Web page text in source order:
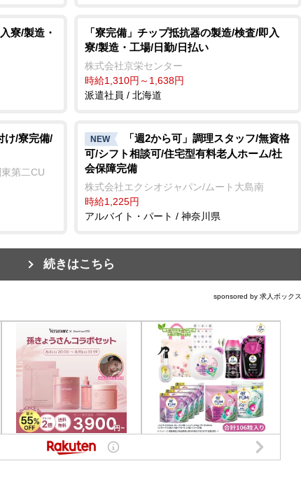
寮/製造・
「寮完備」チップ抵抗器の製造/検査/即入
寮/製造・工場/日勤/日払い
株式会社京栄センター
時給1,310円～1,638円
派遣社員 / 北海道
け/寮完備/
第二CU
NEW
「週2から可」調理スタッフ/無資格
可/シフト相談可/住宅型有料老人ホーム/社
会保障完備
株式会社エクシオジャパン/ムート大島南
時給1,225円
アルバイト・パート / 神奈川県
続きはこちら
sponsored by 求人ボックス